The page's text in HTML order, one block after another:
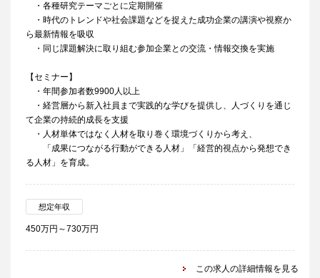
・各種研究テーマごとに定期開催
・時代のトレンドや社会課題などを捉えた成功企業の講演や視察か
ら最新情報を吸収
・同じ課題解決に取り組む参加企業との交流・情報交換を実施
【セミナー】
・年間参加者数9900人以上
・経営層から新入社員まで実践的な学びを提供し、人づくりを通じ
て企業の持続的成長を支援
・人材単体ではなく人材を取り巻く環境づくりから考え、
「成果につながる行動ができる人材」「経営的視点から発想でき
る人材」を育成。
想定年収
450万円～730万円
この求人の詳細情報を見る